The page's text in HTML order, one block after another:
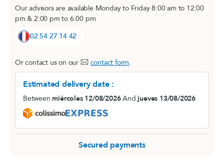
Our advisors are available Monday to Friday 8:00 am to 12:00
pm & 2:00 pm to 6:00 pm
02 54 27 14 42
Or contact us on our contact form.
Estimated delivery date :
Betweenmiércoles 12/08/2026Andjueves 13/08/2026
Secured payments